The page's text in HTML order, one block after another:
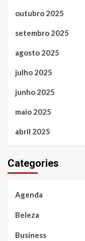
outubro 2025
setembro 2025
agosto 2025
julho 2025
junho 2025
maio 2025
abril 2025
Categories
Agenda
Beleza
Business